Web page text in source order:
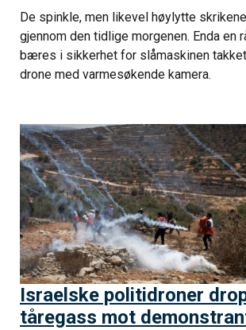
De spinkle, men likevel høylytte
gjennom den tidlige morgenen. Enda en
bæres i sikkerhet for slåmaskinen
drone med varmesøkende kamera.
Israelske politidroner
tåregass mot